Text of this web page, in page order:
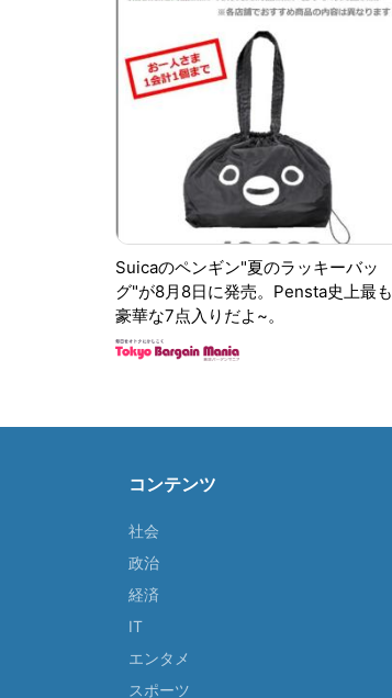
Suicaのペンギン"夏のラッキーバッ
グ"が8月8日に発売。Pensta史上最も
豪華な7点入りだよ~。
コンテンツ
社会
政治
経済
IT
エンタメ
スポーツ